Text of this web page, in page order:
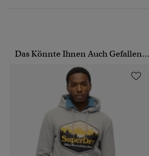
Das Könnte Ihnen Auch Gefallen...